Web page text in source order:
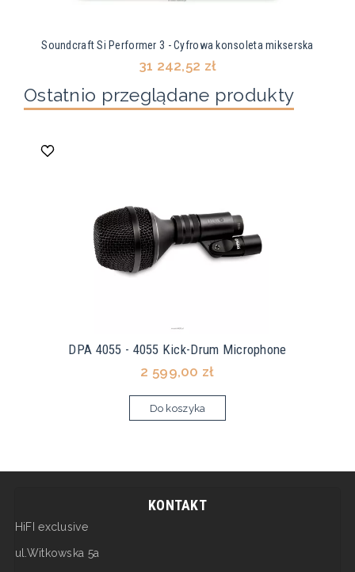
Soundcraft Si Performer 3 - Cyfrowa konsoleta mikserska
31 242,52 zł
Ostatnio przeglądane produkty
DPA 4055 - 4055 Kick-Drum Microphone
2 599,00 zł
Do koszyka
KONTAKT
HiFI exclusive
ul.Witkowska 5a